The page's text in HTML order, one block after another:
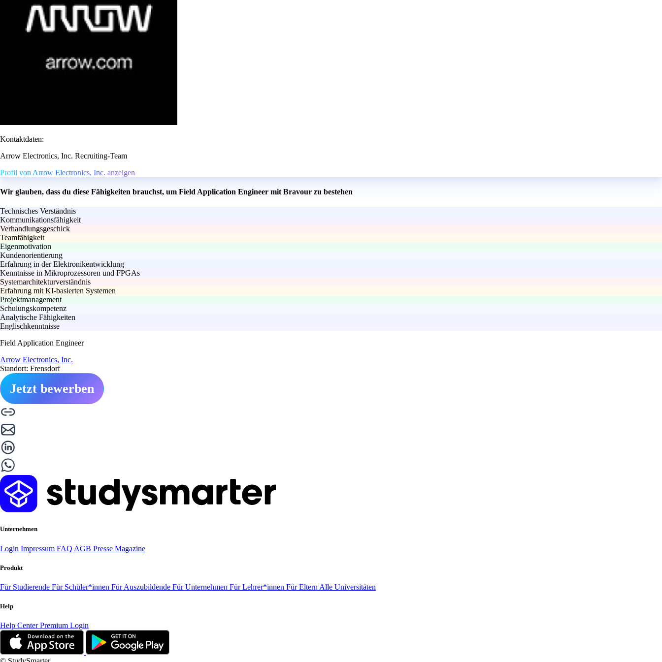
Kontaktdaten:
Arrow Electronics, Inc. Recruiting-Team
Profil von Arrow Electronics, Inc. anzeigen
Wir glauben, dass du diese Fähigkeiten brauchst, um Field Application Engineer mit Bravour zu bestehen
Technisches Verständnis
Kommunikationsfähigkeit
Verhandlungsgeschick
Teamfähigkeit
Eigenmotivation
Kundenorientierung
Erfahrung in der Elektronikentwicklung
Kenntnisse in Mikroprozessoren und FPGAs
Systemarchitekturverständnis
Erfahrung mit KI-basierten Systemen
Projektmanagement
Schulungskompetenz
Analytische Fähigkeiten
Englischkenntnisse
Field Application Engineer
Arrow Electronics, Inc.
Standort: Frensdorf
Jetzt bewerben
Unternehmen
Login Impressum FAQ AGB Presse Magazine
Produkt
Für Studierende Für Schüler*innen Für Auszubildende Für Unternehmen Für Lehrer*innen Für Eltern Alle Universitäten
Help
Help CenterPremium Login